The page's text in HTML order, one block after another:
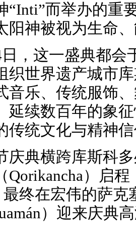
“Inti”而举办的重
阳神被视为生命
，这一盛典都会
织世界遗产城市
音乐、传统服饰
延续数百年的象
传统文化与精神
庆典横跨库斯科
Qorikancha）启
最终在宏伟的萨克
）迎来庆